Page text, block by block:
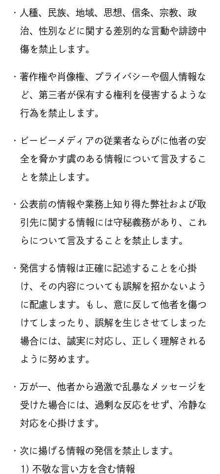
・人種、民族、地域、思想、信条、宗教、政
治、性別などに関する差別的な言動や誹謗中
傷を禁止します。
・著作権や肖像権、プライバシーや個人情報な
ど、第三者が保有する権利を侵害するような
行為を禁止します。
・ビービーメディアの従業者ならびに他者の安
全を脅かす虞のある情報について言及するこ
とを禁止します。
・公表前の情報や業務上知り得た弊社および取
引先に関する情報には守秘義務があり、これ
らについて言及することを禁止します。
・発信する情報は正確に記述することを心掛
け、その内容についても誤解を招かないよう
に配慮します。もし、意に反して他者を傷つ
けてしまったり、誤解を生じさせてしまった
場合には、誠実に対応し、正しく理解される
ように努めます。
・万が一、他者から過激で乱暴なメッセージを
受けた場合には、過剰な反応をせず、冷静な
対応を心掛けます。
・次に揚げる情報の発信を禁止します。
1) 不敬な言い方を含む情報